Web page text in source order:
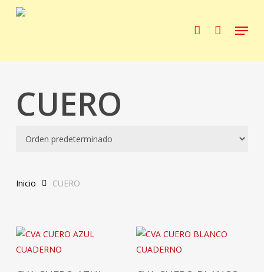
account Menu
CUERO
Inicio CUERO
Añadir Al Carrito Añadir Al Carrito